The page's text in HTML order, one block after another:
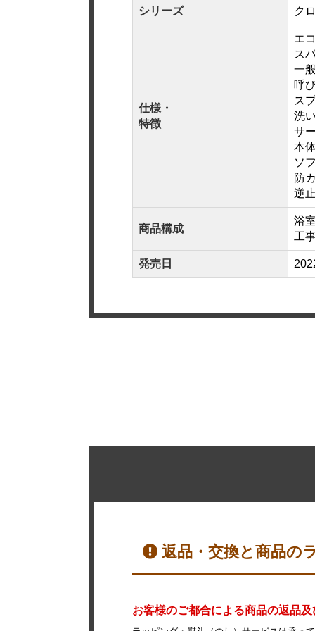
シリーズ ク
仕様・
特徴
エ
ス
一
呼
ス
洗
サ
本
ソ
防
逆
商品構成
浴
工
発売日
返品・交換と商品の
お客様のご都合による商品の返品